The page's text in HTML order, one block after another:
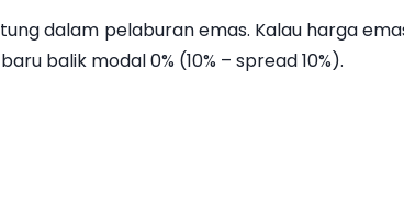
dalam pelaburan emas. Kalau harga
balik modal 0% (10% – spread 10%).